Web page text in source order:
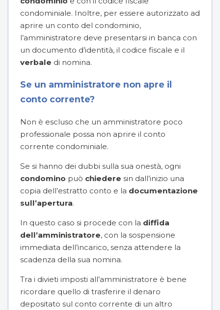
condominiale. Inoltre, per essere autorizzato ad
aprire un conto del condominio,
l’amministratore deve presentarsi in banca con
un documento d’identità, il codice fiscale e il
verbale di nomina.
Se un amministratore non apre il
conto corrente?
Non è escluso che un amministratore poco
professionale possa non aprire il conto
corrente condominiale.
Se si hanno dei dubbi sulla sua onestà, ogni
condomino può chiedere sin dall’inizio una
copia dell’estratto conto e la documentazione
sull’apertura.
In questo caso si procede con la diffida
dell’amministratore, con la sospensione
immediata dell’incarico, senza attendere la
scadenza della sua nomina.
Tra i divieti imposti all’amministratore è bene
ricordare quello di trasferire il denaro
depositato sul conto corrente di un altro